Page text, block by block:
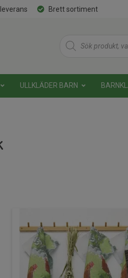
Brett sortiment
Products
search
ULLKLÄDER BARN